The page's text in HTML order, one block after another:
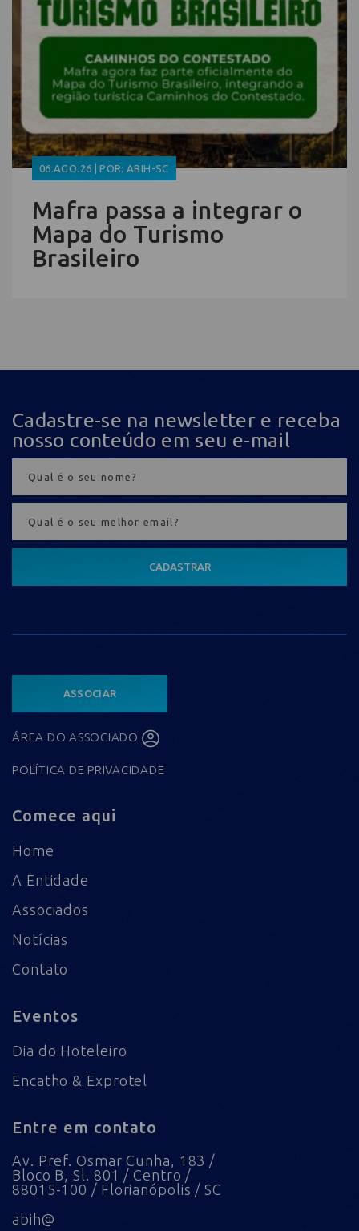
06.AGO.26 | POR: ABIH-SC
Mafra passa a integrar o
Mapa do Turismo
Brasileiro
Cadastre-se na newsletter e receba
nosso conteúdo em seu e-mail
CADASTRAR
ASSOCIAR
ÁREA DO ASSOCIADO
POLÍTICA DE PRIVACIDADE
Comece aqui
Home
A Entidade
Associados
Notícias
Contato
Eventos
Dia do Hoteleiro
Encatho & Exprotel
Entre em contato
Av. Pref. Osmar Cunha, 183 /
Bloco B, Sl. 801 / Centro /
88015-100 / Florianópolis / SC
abih@